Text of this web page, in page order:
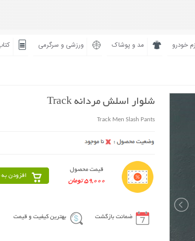
خودرو مد و پوشاک ورزشی و سرگرمی
شلوار اسلش مردانه Track
Track Men Slash Pants
قیمت محصول
59,000 تومان
افزودن
ضمانت بازگشت بهترین کیفیت و قیمت